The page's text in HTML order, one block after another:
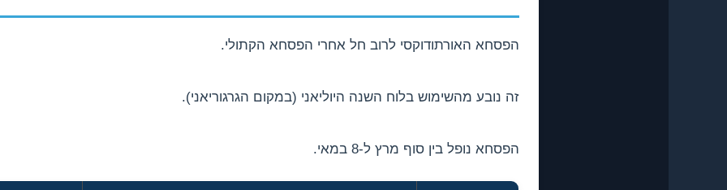
הפסחא האורתודוקסי לרוב חל אחרי הפסחא הקתולי.
זה נובע מהשימוש בלוח השנה היוליאני (במקום הגרגוריאני).
הפסחא נופל בין סוף מרץ ל-8 במאי.